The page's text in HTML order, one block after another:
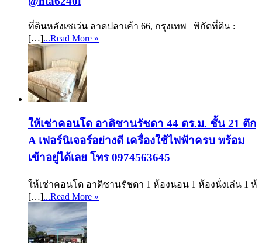
ที่ดินหลังเซเว่น ลาดปลาเค้า 66, กรุงเทพ พิกัดที่ดิน :
[…]...Read More »
ให้เช่าคอนโด อาติซานรัชดา 44 ตร.ม. ชั้น 21 ตึก
A เฟอร์นิเจอร์อย่างดี เครื่องใช้ไฟฟ้าครบ พร้อม
เข้าอยู่ได้เลย โทร 0974563645
ให้เช่าคอนโด อาติซานรัชดา 1 ห้องนอน 1 ห้องนั่งเล่น 1 ห้
[…]...Read More »